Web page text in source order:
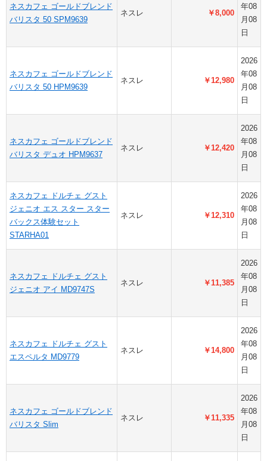
ネスカフェ ゴールドブレンド
バリスタ 50 SPM9639
ネスレ ￥8,000
年08
月08
日
ネスカフェ ゴールドブレンド
バリスタ 50 HPM9639
ネスレ ￥12,980
2026
年08
月08
日
ネスカフェ ゴールドブレンド
バリスタ デュオ HPM9637
ネスレ ￥12,420
2026
年08
月08
日
ネスカフェ ドルチェ グスト
ジェニオ エス スター スター
バックス体験セット
STARHA01
ネスレ ￥12,310
2026
年08
月08
日
ネスカフェ ドルチェ グスト
ジェニオ アイ MD9747S
ネスレ ￥11,385
2026
年08
月08
日
ネスカフェ ドルチェ グスト
エスペルタ MD9779
ネスレ ￥14,800
2026
年08
月08
日
ネスカフェ ゴールドブレンド
バリスタ Slim
ネスレ ￥11,335
2026
年08
月08
日